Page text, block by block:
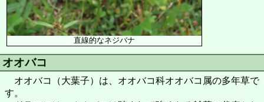
直線的なネジバナ
オオバコ
オオバコ（大葉子）は、オオバコ科オオバコ属の多年草で
す。